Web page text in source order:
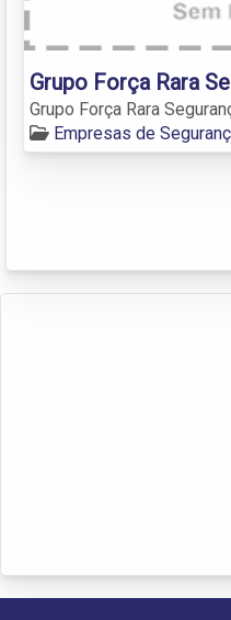
Grupo Força Rara
Grupo Força Rara
Empresas de